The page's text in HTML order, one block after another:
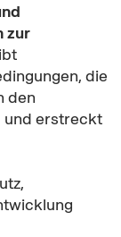
zur
die
den
und erstreckt